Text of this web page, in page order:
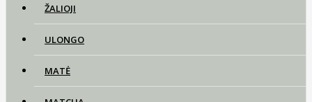
ŽALIOJI
ULONGO
MATĖ